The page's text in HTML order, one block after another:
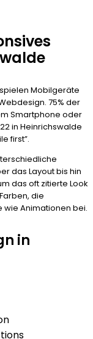
Mobilgeräte
75% der
Smartphone oder
in Heinrichswalde
first”.
das Layout bis hin
das oft zitierte Look
die
Animationen bei.
in